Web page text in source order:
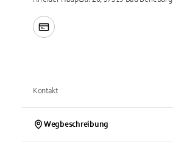
Kontakt
Wegbeschreibung